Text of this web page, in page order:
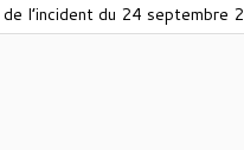
l’incident du 24 septembre